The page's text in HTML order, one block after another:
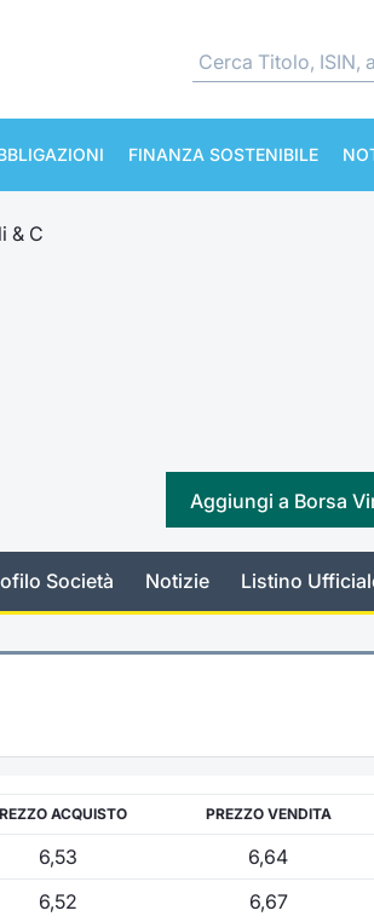
FINANZA SOSTENIBILE
& C
Aggiungi a Borsa
Società Notizie Listino
ACQUISTO PREZZO VENDITA
6,53 6,64
6,52 6,67